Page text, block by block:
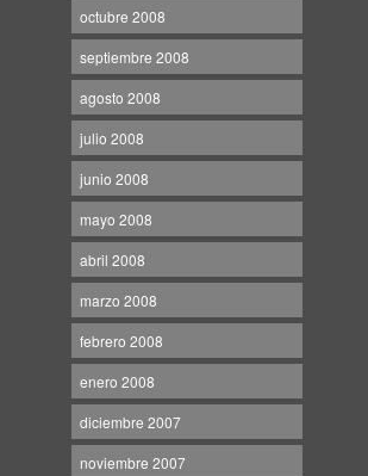
octubre 2008
septiembre 2008
agosto 2008
julio 2008
junio 2008
mayo 2008
abril 2008
marzo 2008
febrero 2008
enero 2008
diciembre 2007
noviembre 2007